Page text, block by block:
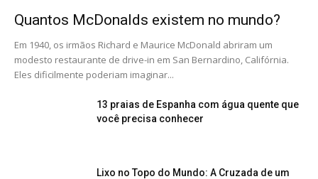
Quantos McDonalds existem no mundo?
Em 1940, os irmãos Richard e Maurice McDonald abriram um
modesto restaurante de drive-in em San Bernardino, Califórnia.
Eles dificilmente poderiam imaginar...
13 praias de Espanha com água quente que
você precisa conhecer
Lixo no Topo do Mundo: A Cruzada de um